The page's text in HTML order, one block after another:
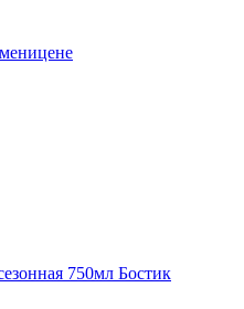
цене
750мл Бостик